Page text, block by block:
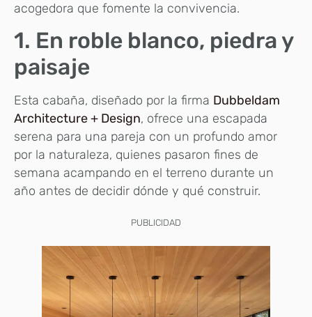
acogedora que fomente la convivencia.
1. En roble blanco, piedra y
paisaje
Esta cabaña, diseñado por la firma Dubbeldam
Architecture + Design, ofrece una escapada
serena para una pareja con un profundo amor
por la naturaleza, quienes pasaron fines de
semana acampando en el terreno durante un
año antes de decidir dónde y qué construir.
PUBLICIDAD